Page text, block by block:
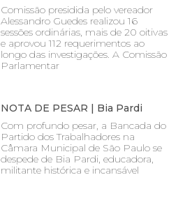
Comissão presidida pelo vereador
Alessandro Guedes realizou 16
sessões ordinárias, mais de 20 oitivas
e aprovou 112 requerimentos ao
longo das investigações. A Comissão
Parlamentar
NOTA DE PESAR | Bia Pardi
Com profundo pesar, a Bancada do
Partido dos Trabalhadores na
Câmara Municipal de São Paulo se
despede de Bia Pardi, educadora,
militante histórica e incansável